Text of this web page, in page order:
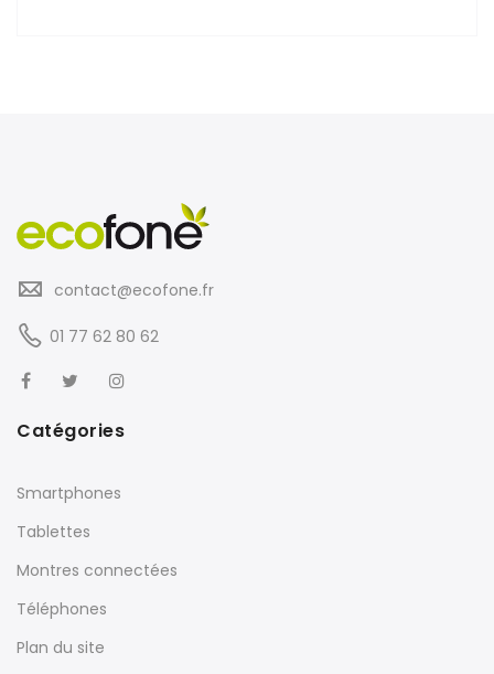
contact@ecofone.fr
01 77 62 80 62
Catégories
Smartphones
Tablettes
Montres connectées
Téléphones
Plan du site